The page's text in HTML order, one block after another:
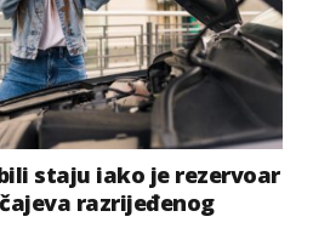
staju iako je rezervoar
razrijeđenog